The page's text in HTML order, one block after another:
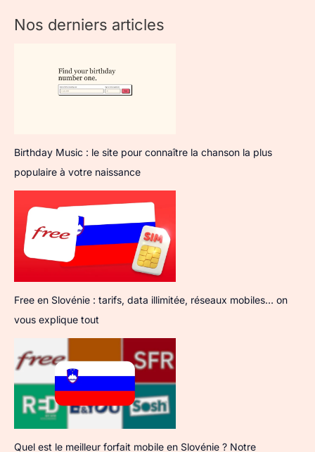
Nos derniers articles
Birthday Music : le site pour connaître la chanson la plus
populaire à votre naissance
Free en Slovénie : tarifs, data illimitée, réseaux mobiles… on
vous explique tout
Quel est le meilleur forfait mobile en Slovénie ? Notre